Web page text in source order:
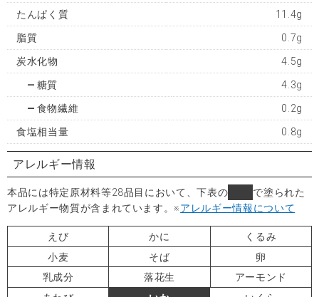
たんぱく質 11.4g
脂質 0.7g
炭水化物 4.5g
糖質 4.3g
食物繊維 0.2g
食塩相当量 0.8g
アレルギー情報
本品には特定原材料等28品目において、下表の
で塗られた
アレルギー物質が含まれています。※アレルギー情報について
えび かに
くるみ
小麦
そば
卵
乳成分
落花生
アーモンド